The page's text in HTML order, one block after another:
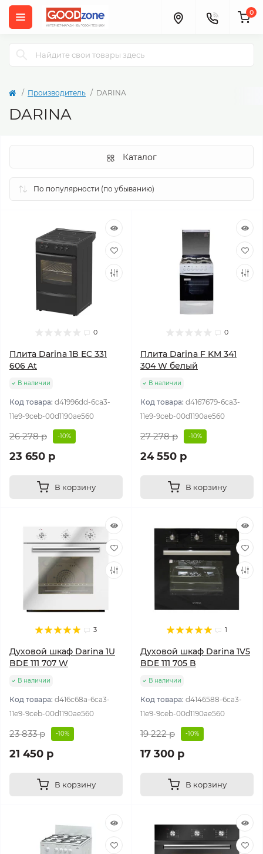
0
Производитель DARINA
DARINA
Каталог
0
Плита Darina 1B EC 331
606 At
В наличии
Код товара: d41996dd-6ca3-
11e9-9ceb-00d1190ae560
26 278 р -10%
23 650 р
В корзину
0
Плита Darina F KM 341
304 W белый
В наличии
Код товара: d4167679-6ca3-
11e9-9ceb-00d1190ae560
27 278 р -10%
24 550 р
В корзину
3
Духовой шкаф Darina 1U
BDE 111 707 W
В наличии
Код товара: d416c68a-6ca3-
11e9-9ceb-00d1190ae560
23 833 р -10%
21 450 р
В корзину
1
Духовой шкаф Darina 1V5
BDE 111 705 B
В наличии
Код товара: d4146588-6ca3-
11e9-9ceb-00d1190ae560
19 222 р -10%
17 300 р
В корзину